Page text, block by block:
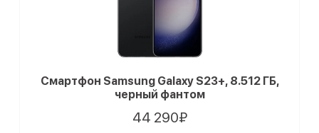
Смартфон Samsung Galaxy S23+, 8.512 ГБ,
черный фантом
44 290₽